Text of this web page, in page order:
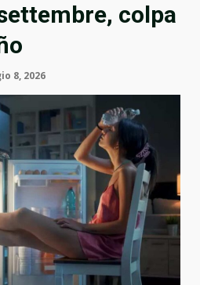
colpa
8, 2026